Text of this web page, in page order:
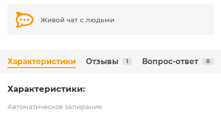
Живой чат с людьми
Характеристики Отзывы 1 Вопрос-ответ 0
Характеристики:
Автоматическое запирание